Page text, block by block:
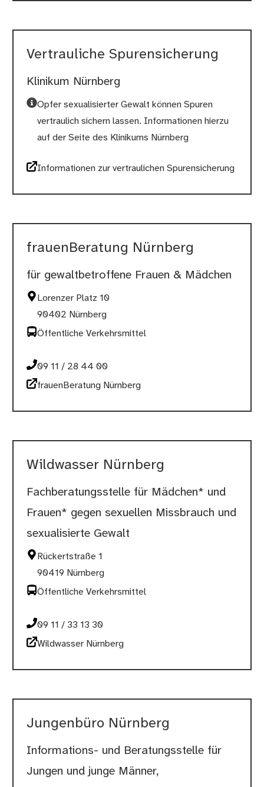
Vertrauliche Spurensicherung
Klinikum Nürnberg
Opfer sexualisierter Gewalt können Spuren
vertraulich sichern lassen. Informationen hierzu
auf der Seite des Klinikums Nürnberg
Informationen zur vertraulichen Spurensicherung
frauenBeratung Nürnberg
für gewaltbetroffene Frauen & Mädchen
Lorenzer Platz 10
90402 Nürnberg
Öffentliche Verkehrsmittel
09 11 / 28 44 00
frauenBeratung Nürnberg
Wildwasser Nürnberg
Fachberatungsstelle für Mädchen* und
Frauen* gegen sexuellen Missbrauch und
sexualisierte Gewalt
Rückertstraße 1
90419 Nürnberg
Öffentliche Verkehrsmittel
09 11 / 33 13 30
Wildwasser Nürnberg
Jungenbüro Nürnberg
Informations- und Beratungsstelle für
Jungen und junge Männer,